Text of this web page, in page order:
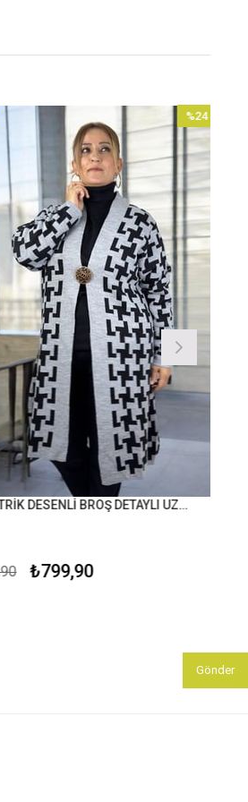
GEOMETRİK DESENLİ BROŞ DETAYLI UZUN KOLLU ŞAL YAKA BÜYÜK BEDEN TRİKO HIRKA
₺799,90
%24
İndirim
%24İndirim
Gönder